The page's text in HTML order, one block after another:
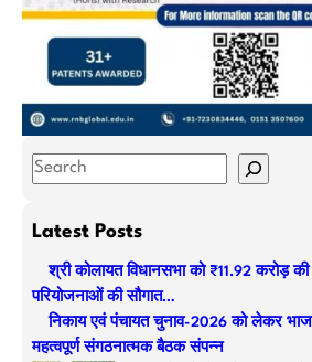
S
aLatest Posts
श्री कोलायत विधानसभा को ₹11.92 करोड़
परियोजनाओं की सौगात…
निकाय एवं पंचायत चुनाव-2026 को लेकर
महत्वपूर्ण संगठनात्मक बैठक संपन्न